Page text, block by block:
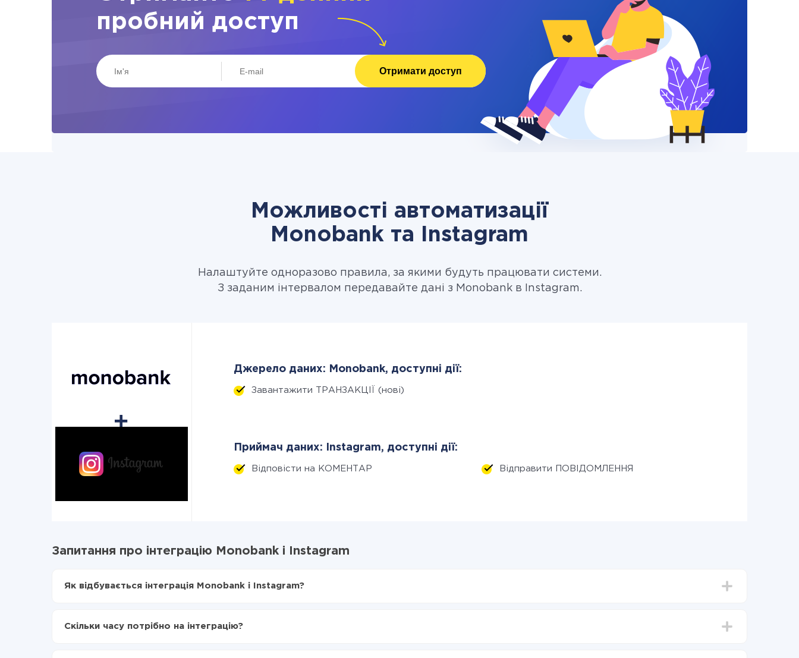
пробний доступ
Отримати доступ
Можливості автоматизації
Monobank та Instagram
Налаштуйте одноразово правила, за якими будуть працювати системи.
З заданим інтервалом передавайте дані з Monobank в Instagram.
Джерело даних: Monobank, доступні дії:
Завантажити ТРАНЗАКЦІЇ (нові)
Приймач даних: Instagram, доступні дії:
Відповісти на КОМЕНТАР Відправити ПОВІДОМЛЕННЯ
Запитання про інтеграцію Monobank і Instagram
Як відбувається інтеграція Monobank і Instagram?
Включаєте автооновлення
Скільки часу потрібно на інтеграцію?